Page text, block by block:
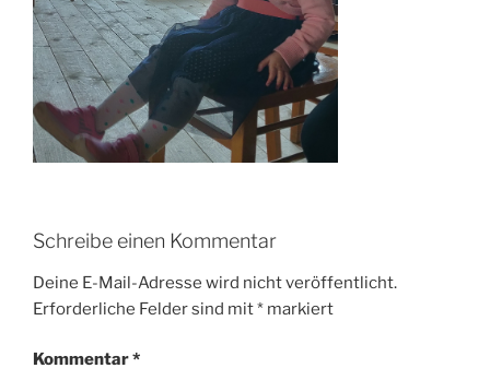
Schreibe einen Kommentar
Deine E-Mail-Adresse wird nicht veröffentlicht.
Erforderliche Felder sind mit* markiert
Kommentar*